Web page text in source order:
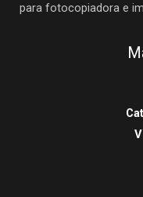
para fotocopiadora e